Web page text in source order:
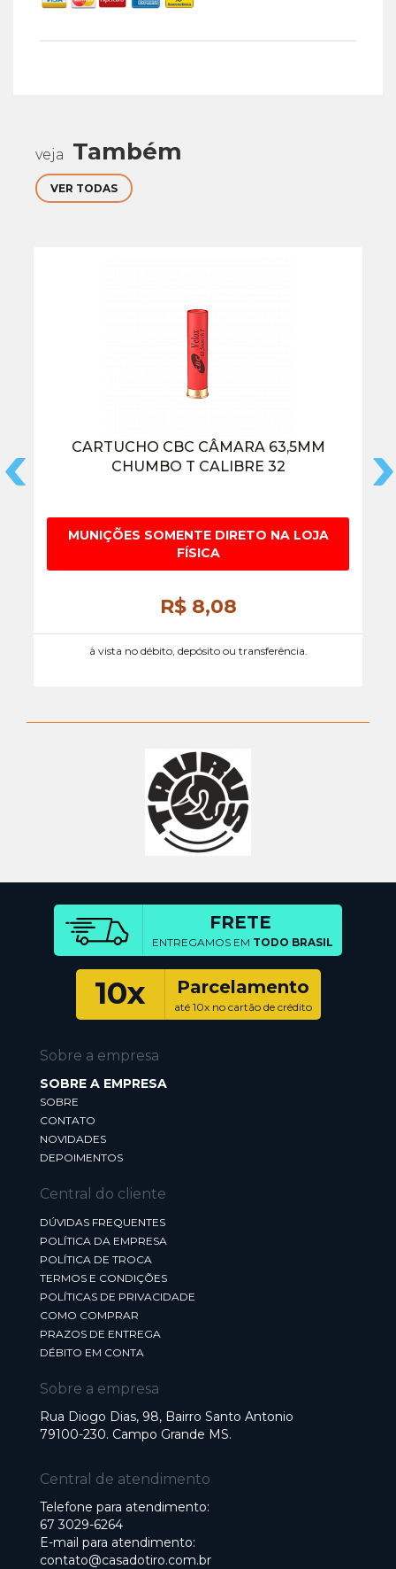
veja Também
VER TODAS
CARTUCHO CBC CÂMARA 63,5MM
CHUMBO T CALIBRE 32
MUNIÇÕES SOMENTE DIRETO NA LOJA
FÍSICA
R$ 8,08
à vista no débito, depósito ou transferência.
FRETE
ENTREGAMOS EM TODO BRASIL
10x Parcelamento
até 10x no cartão de crédito
Sobre a empresa
SOBRE A EMPRESA
SOBRE
CONTATO
NOVIDADES
DEPOIMENTOS
Central do cliente
DÚVIDAS FREQUENTES
POLÍTICA DA EMPRESA
POLÍTICA DE TROCA
TERMOS E CONDIÇÕES
POLÍTICAS DE PRIVACIDADE
COMO COMPRAR
PRAZOS DE ENTREGA
DÉBITO EM CONTA
Sobre a empresa
Rua Diogo Dias, 98, Bairro Santo Antonio
79100-230. Campo Grande MS.
Central de atendimento
Telefone para atendimento:
67 3029-6264
E-mail para atendimento:
contato@casadotiro.com.br